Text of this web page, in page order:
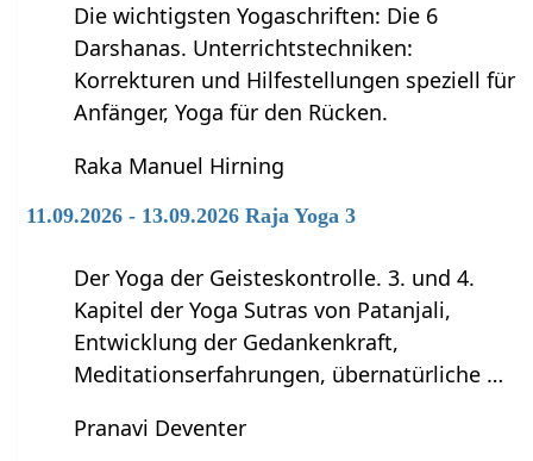
Die wichtigsten Yogaschriften: Die 6
Darshanas. Unterrichtstechniken:
Korrekturen und Hilfestellungen speziell für
Anfänger, Yoga für den Rücken.
Raka Manuel Hirning
11.09.2026 - 13.09.2026 Raja Yoga 3
Der Yoga der Geisteskontrolle. 3. und 4.
Kapitel der Yoga Sutras von Patanjali,
Entwicklung der Gedankenkraft,
Meditationserfahrungen, übernatürliche …
Pranavi Deventer